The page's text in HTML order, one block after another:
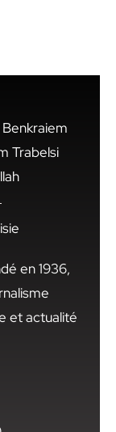
Trabelsi
en 1936,
et actualité